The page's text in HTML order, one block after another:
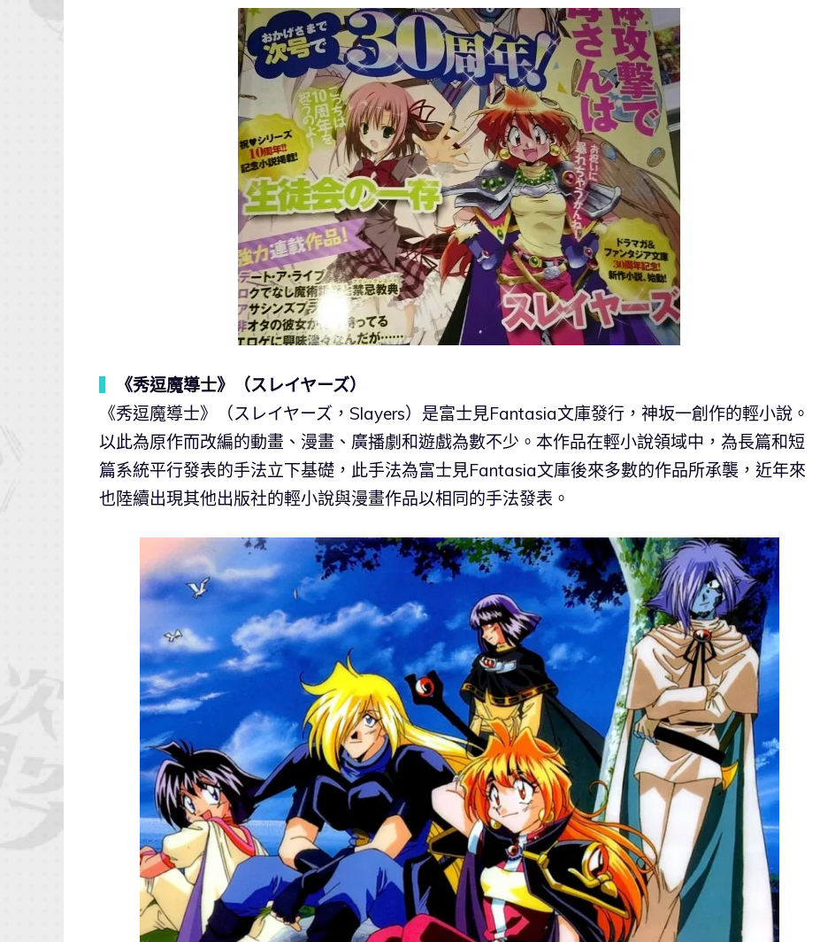
《秀逗魔導士》（スレイヤーズ）
《秀逗魔導士》（スレイヤーズ，Slayers）是富士見Fantasia文庫發行，神坂一創作的輕小說。
以此為原作而改編的動畫、漫畫、廣播劇和遊戲為數不少。本作品在輕小說領域中，為長篇和短
篇系統平行發表的手法立下基礎，此手法為富士見Fantasia文庫後來多數的作品所承襲，近年來
也陸續出現其他出版社的輕小說與漫畫作品以相同的手法發表。